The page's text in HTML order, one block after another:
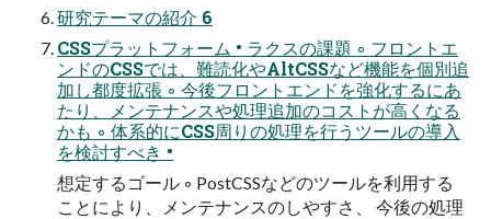
研究テーマの紹介 6
CSSプラットフォーム • ラクスの課題 ◦ フロントエ
ンドのCSSでは、難読化やAltCSSなど機能を個別追
加し都度拡張 ◦ 今後フロントエンドを強化するにあ
たり、メンテナンスや処理追加のコストが高くなる
かも ◦ 体系的にCSS周りの処理を行うツールの導入
を検討すべき •
想定するゴール ◦ PostCSSなどのツールを利用する
ことにより、メンテナンスのしやすさ、 今後の処理